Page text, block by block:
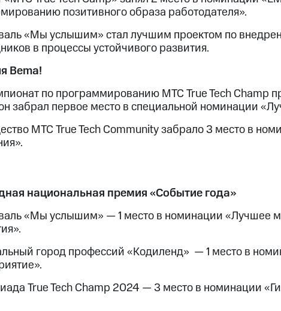
позитивного образа работодателя».
«Мы услышим» стал лучшим проектом по
в процессы устойчивого развития.
Bema!
по программированию МТС True Tech Champ
забрал первое место в специальной номинации
МТС True Tech Community забрало 3 место в
национальная премия «Событие года»
«Мы услышим» — 1 место в номинации «Лучшее
город профессий «Кодиленд» — 1 место в
True Tech Champ 2024 — 3 место в номинации